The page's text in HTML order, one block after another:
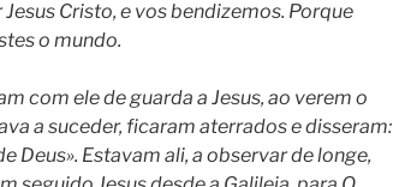
Cristo, e vos bendizemos. Porque
o mundo.
com ele de guarda a Jesus, ao verem o
a suceder, ficaram aterrados e disseram:
Deus». Estavam ali, a observar de longe,